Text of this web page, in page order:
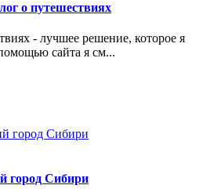
о путешествиях
- лучшее решение, которое я
сайта я см...
город Сибири